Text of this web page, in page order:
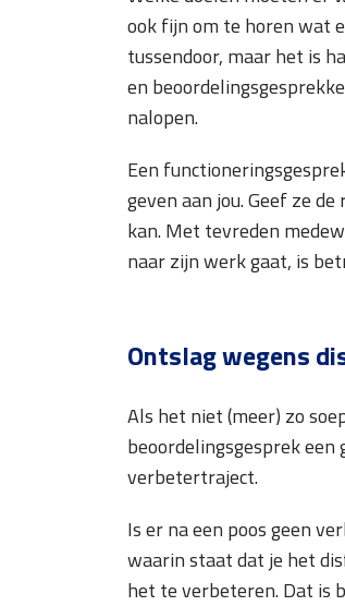
ook fijn om te horen wat
tussendoor, maar het is
en
nalopen.
Een
geven aan jou. Geef ze
kan. Met tevreden
naar zijn werk gaat, is
Ontslag wegens
Als het niet (meer) zo
beoordelingsgesprek
verbetertraject.
Is er na een poos geen
waarin staat dat je het
het te verbeteren. Dat is